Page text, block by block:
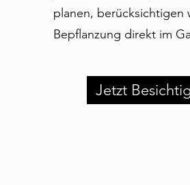
planen, berücksichtigen
Bepflanzung direkt im
Jetzt